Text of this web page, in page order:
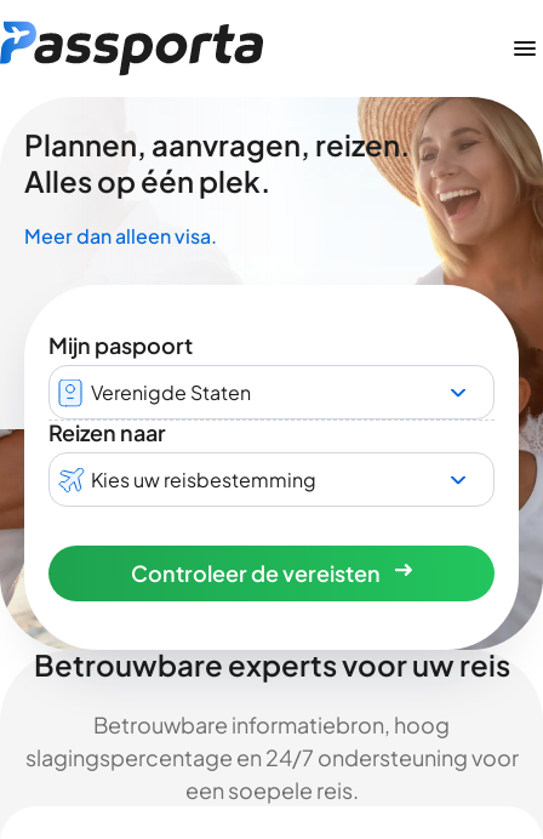
Plannen, aanvragen, reizen.
Alles op één plek.
Meer dan alleen visa.
Mijn paspoort
Verenigde Staten
Reizen naar
Kies uw reisbestemming
Controleer de vereisten
Betrouwbare experts voor uw reis
Betrouwbare informatiebron, hoog
slagingspercentage en 24/7 ondersteuning voor
een soepele reis.